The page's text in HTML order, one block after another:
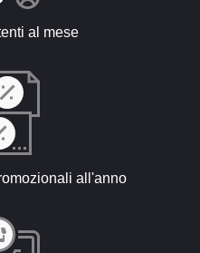
al mese
all'anno